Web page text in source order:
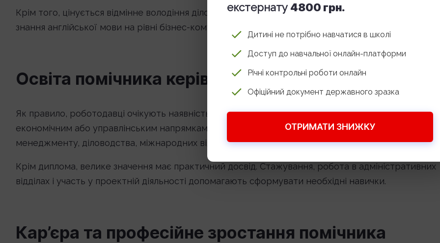
екстернату 4800 грн.
Дитині не потрібно навчатися в школі
Доступ до навчальної онлайн-платформи
Річні контрольні роботи онлайн
Офіційний документ державного зразка
ОТРИМАТИ ЗНИЖКУ
Крім того, цінується відмінне володіння діловим етикетом, грамотна усна та письмова мова,
знання англійської мови на рівні бізнес-комунікації.
Освіта помічника керівника
Як правило, роботодавці очікують наявність вищої освіти. Перевага надається гуманітарним,
економічним або управлінським напрямкам підготовки. Корисними будуть знання в галузі
менеджменту, діловодства, міжнародних відносин і комунікацій.
Крім диплома, велике значення має практичний досвід. Стажування, робота в адміністративних
відділах і участь у проектній діяльності допомагають сформувати необхідні навички.
Кар’єра та професійне зростання помічника